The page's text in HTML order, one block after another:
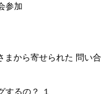
参加
まから寄せられた 問い合
するの？ １